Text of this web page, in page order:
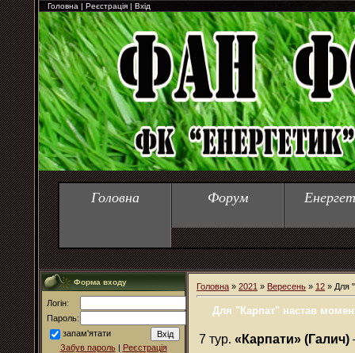
Головна | Реєстрація | Вхід
Головна Форум
Форма входу
Логін:
Пароль:
запам'ятати
Забув пароль| Реєстрація
Головна » 2021 » Вересень » 12 » Для
Для "Карпат" настав
7 тур. «Карпати» (Галич)